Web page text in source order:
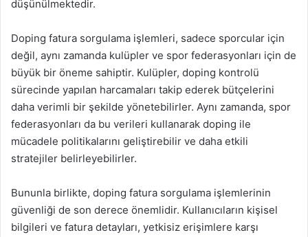
düşünülmektedir.
Doping fatura sorgulama işlemleri, sadece sporcular için
değil, aynı zamanda kulüpler ve spor federasyonları için de
büyük bir öneme sahiptir. Kulüpler, doping kontrolü
sürecinde yapılan harcamaları takip ederek bütçelerini
daha verimli bir şekilde yönetebilirler. Aynı zamanda, spor
federasyonları da bu verileri kullanarak doping ile
mücadele politikalarını geliştirebilir ve daha etkili
stratejiler belirleyebilirler.
Bununla birlikte, doping fatura sorgulama işlemlerinin
güvenliği de son derece önemlidir. Kullanıcıların kişisel
bilgileri ve fatura detayları, yetkisiz erişimlere karşı